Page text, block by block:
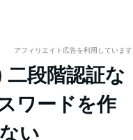
アフィリエイト広告を利用しています
段階認証な
ワードを作
い